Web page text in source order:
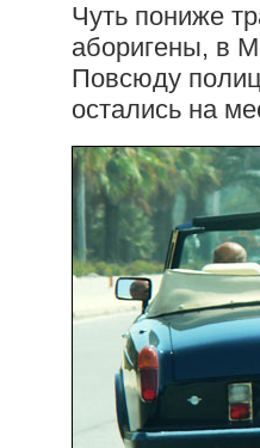
Чуть пониже
аборигены, в
Повсюду
остались на